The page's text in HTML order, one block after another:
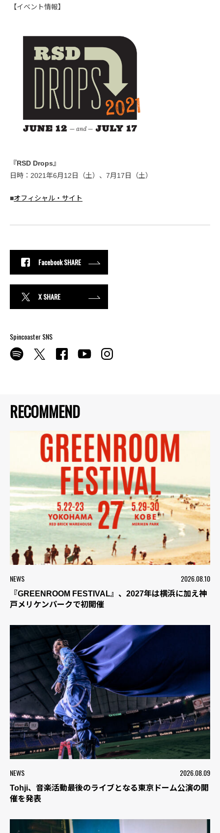
RECOMMEND
NEWS 2026.08.10
『GREENROOM FESTIVAL』、2027年は横浜に加え神
戸メリケンパークで初開催
NEWS 2026.08.09
Tohji、音楽活動最後のライブとなる東京ドーム公演の開
催を発表
【イベント情報】
『RSD Drops』
日時：2021年6月12日（土）、7月17日（土）
■オフィシャル・サイト
Facebook SHARE
X SHARE
Spincoaster SNS